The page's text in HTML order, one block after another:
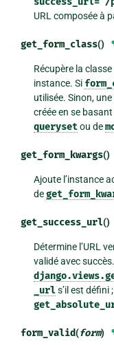
URL composée à
get_form_class() ¶
Récupère la
instance. Si
utilisée. Sinon,
créée en se
querysetou de
get_form_kwargs()
Ajoute l’instance
de
get_success_url()
Détermine l’URL
validé avec
_urls’il est défini
form_valid(form) ¶